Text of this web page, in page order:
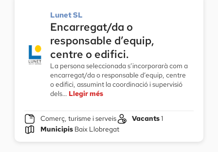
Lunet SL
Encarregat/da o
responsable d’equip,
centre o edifici.
La persona seleccionada s’incorporarà com a
encarregat/da o responsable d’equip, centre
o edifici, assumint la coordinació i supervisió
dels… Llegir més
Comerç, turisme i serveis Vacants1
MunicipisBaix Llobregat